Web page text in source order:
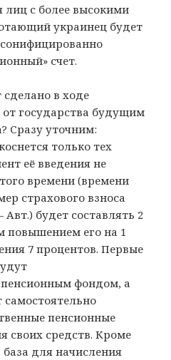
с более высокими
украинец будет
счет.
сделано в ходе
государства будущим
Сразу уточним:
только тех
её введения не
времени (времени
страхового взноса
будет составлять 2
повышением его на 1
7 процентов. Первые
фондом, а
самостоятельно
пенсионные
своих средств. Кроме
база для начисления